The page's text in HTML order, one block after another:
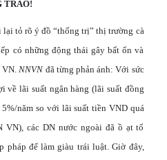
TRAO!
lại tỏ rõ ý đồ “thống trị” thị trường cà
có những động thái gây bất ổn và
VN.NNVN đã từng phản ánh: Với sức
về lãi suất ngân hàng (lãi suất đồng
năm so với lãi suất tiền VND quá
VN), các DN nước ngoài đã ồ ạt tổ
pháp để làm giàu trái luật. Giờ đây,